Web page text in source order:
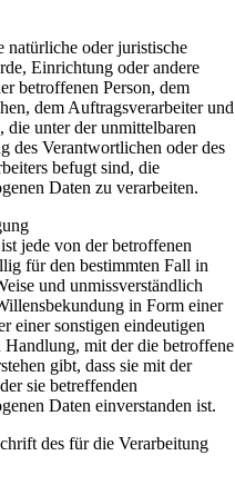
natürliche oder juristische
Einrichtung oder andere
betroffenen Person, dem
dem Auftragsverarbeiter und
die unter der unmittelbaren
des Verantwortlichen oder des
befugt sind, die
Daten zu verarbeiten.
jede von der betroffenen
für den bestimmten Fall in
und unmissverständlich
in Form einer
einer sonstigen eindeutigen
Handlung, mit der die betroffene
gibt, dass sie mit der
sie betreffenden
Daten einverstanden ist.
des für die Verarbeitung